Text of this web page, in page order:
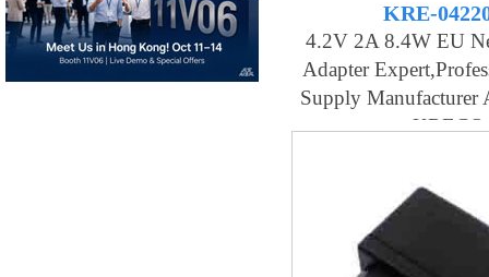
KRE-
4.2V 2A 8.4W EU
Adapter
Supply Manufacturer
KRECO